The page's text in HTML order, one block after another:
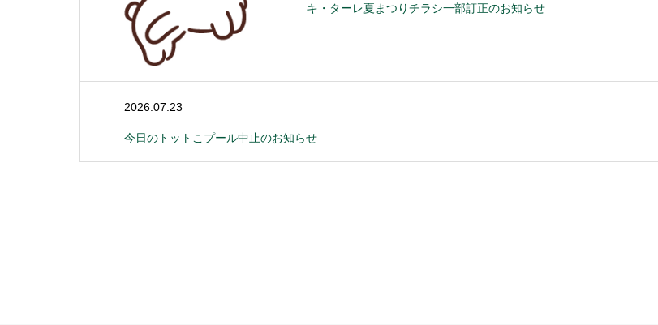
キ・ターレ夏まつりチラシ一部訂正のお知らせ
2026.07.23
今日のトットこプール中止のお知らせ